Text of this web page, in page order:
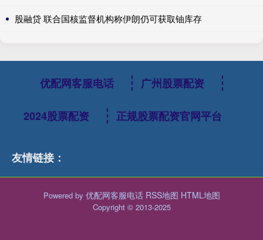
股融贷 联合国核监督机构称伊朗仍可获取铀库存
优配网客服电话 广州股票配资
2024股票配资 正规股票配资官网平台
友情链接：
Powered by 优配网客服电话 RSS地图 HTML地图
Copyright © 2013-2025